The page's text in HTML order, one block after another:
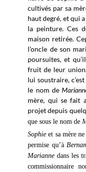
cultivés par sa
haut degré, et qui
la peinture. Ces
maison retirée.
l’oncle de son
poursuites, et
fruit de leur
lui soustraire,
le nom de
mère, qui se fait
projet depuis
que sous le nom de
Sophie et sa mère
permise qu’à
Marianne dans les
commissionnaire